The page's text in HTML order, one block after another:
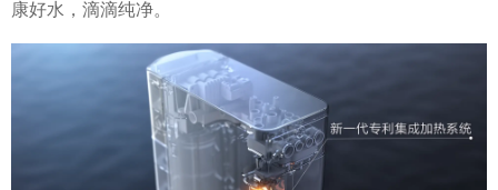
康好水，滴滴纯净。